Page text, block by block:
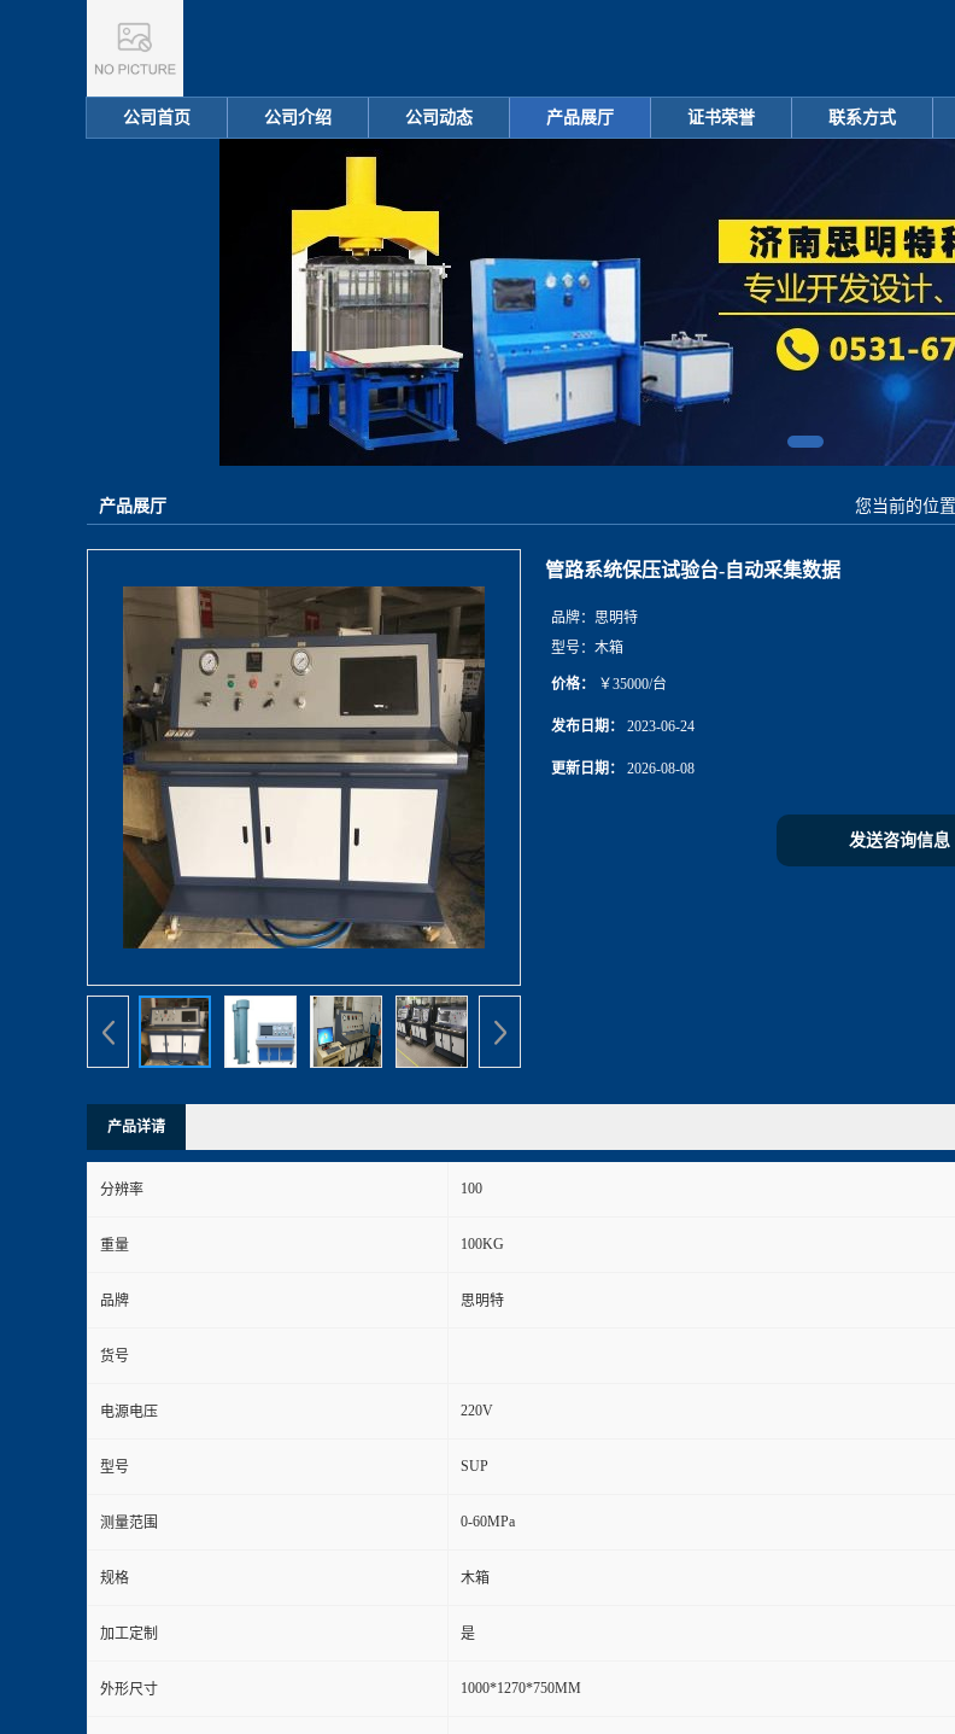
公司首页 公司介绍 公司动态 产品展厅 证书荣誉 联系方式
产品展厅 您当前的位
管路系统保压试验台-自动采集数据
品牌： 思明特
型号： 木箱
价格： ￥35000/台
发布日期： 2023-06-24
更新日期： 2026-08-08
发送咨询信息
产品详请
分辨率 100
重量 100KG
品牌 思明特
货号
电源电压 220V
型号 SUP
测量范围 0-60MPa
规格 木箱
加工定制 是
外形尺寸 1000*1270*750MM